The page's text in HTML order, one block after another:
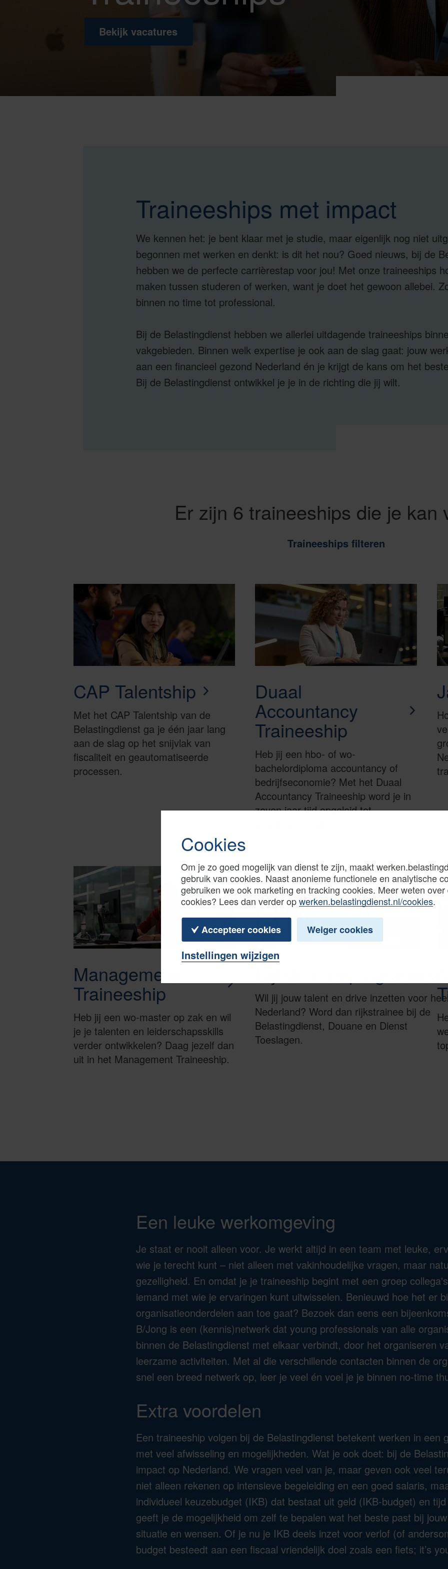
Cookies
Om je zo goed mogelijk van dienst te zijn, maakt
gebruik van cookies. Naast anonieme functionele en analytische
gebruiken we ook marketing en tracking cookies. Meer weten over
cookies? Lees dan verder opwerken.belastingdienst.nl/cookies.
Accepteer cookies Weiger cookies
Instellingen wijzigen
Bekijk vacatures
Traineeships met impact
We kennen het: je bent klaar met je studie, maar eigenlijk nog niet
begonnen met werken en denkt: is dit het nou? Goed nieuws, bij de
hebben we de perfecte carrièrestap voor jou! Met onze traineeships
maken tussen studeren of werken, want je doet het gewoon allebei.
binnen no time tot professional.
Bij de Belastingdienst hebben we allerlei uitdagende traineeships
vakgebieden. Binnen welk expertise je ook aan de slag gaat: jouw
aan een financieel gezond Nederland én je krijgt de kans om het
Bij de Belastingdienst ontwikkel je je in de richting die jij wilt.
Er zijn 6 traineeships die je kan
Traineeships filteren
CAP Talentship
Met het CAP Talentship van de
Belastingdienst ga je één jaar lang
aan de slag op het snijvlak van
fiscaliteit en geautomatiseerde
processen.
Duaal
Accountancy
Traineeship
Heb jij een hbo- of wo-
bachelordiploma accountancy of
bedrijfseconomie? Met het Duaal
Accountancy Traineeship word je in
zeven jaar tijd opgeleid tot
Management
Traineeship
Heb jij een wo-master op zak en wil
je je talenten en leiderschapsskills
verder ontwikkelen? Daag jezelf dan
uit in het Management Traineeship.
Wil jij jouw talent en drive inzetten voor
Nederland? Word dan rijkstrainee bij de
Belastingdienst, Douane en Dienst
Toeslagen.
Een leuke werkomgeving
Je staat er nooit alleen voor. Je werkt altijd in een team met leuke,
wie je terecht kunt – niet alleen met vakinhoudelijke vragen, maar
gezelligheid. En omdat je je traineeship begint met een groep
iemand met wie je ervaringen kunt uitwisselen. Benieuwd hoe het er
organisatieonderdelen aan toe gaat? Bezoek dan eens een
B/Jong is een (kennis)netwerk dat young professionals van alle
binnen de Belastingdienst met elkaar verbindt, door het organiseren
leerzame activiteiten. Met al die verschillende contacten binnen de
snel een breed netwerk op, leer je veel én voel je je binnen no-time
Extra voordelen
Een traineeship volgen bij de Belastingdienst betekent werken in een
met veel afwisseling en mogelijkheden. Wat je ook doet: bij de
impact op Nederland. We vragen veel van je, maar geven ook veel
niet alleen rekenen op intensieve begeleiding en een goed salaris,
individueel keuzebudget (IKB) dat bestaat uit geld (IKB-budget) en
geeft je de mogelijkheid om zelf te bepalen wat het beste past bij
situatie en wensen. Of je nu je IKB deels inzet voor verlof (of
budget besteedt aan een fiscaal vriendelijk doel zoals een fiets; it’s